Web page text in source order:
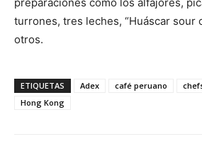
turrones, tres leches, “Huáscar sour
otros.
ETIQUETAS Adex café peruano
Hong Kong